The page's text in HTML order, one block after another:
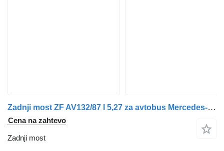
Zadnji most ZF AV132/87 I 5,27 za avtobus Mercedes-Benz Citaro 1
Cena na zahtevo
Zadnji most